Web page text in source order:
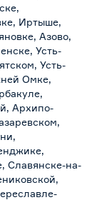
Иртыше,
Азово,
Усть-
Усть-
Омке,
Архипо-
Славянске-на-